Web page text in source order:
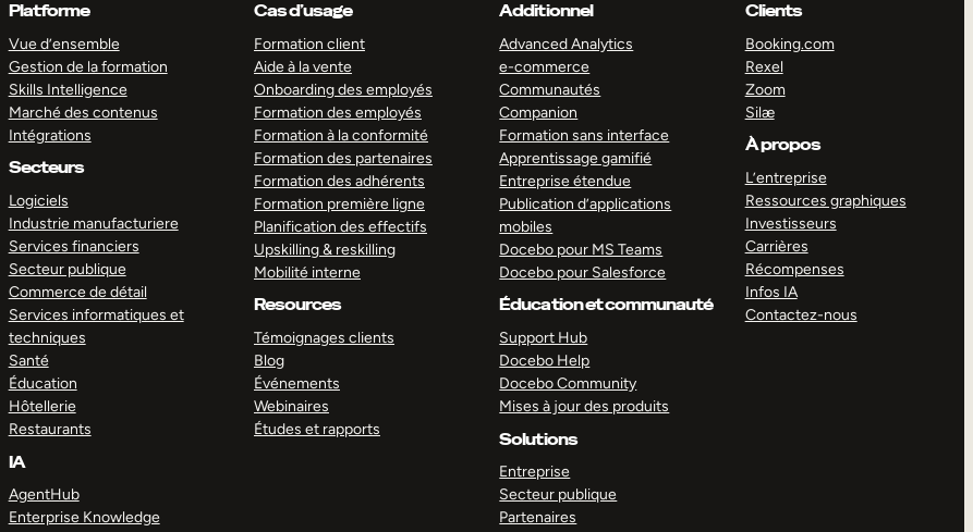
Platforme
Vue d’ensemble
Gestion de la formation
Skills Intelligence
Marché des contenus
Intégrations
Secteurs
Logiciels
Industrie manufacturiere
Services financiers
Secteur publique
Commerce de détail
Services informatiques et
techniques
Santé
Éducation
Hôtellerie
Restaurants
IA
AgentHub
Enterprise Knowledge
Cas d’usage
Formation client
Aide à la vente
Onboarding des employés
Formation des employés
Formation à la conformité
Formation des partenaires
Formation des adhérents
Formation première ligne
Planification des effectifs
Upskilling & reskilling
Mobilité interne
Resources
Témoignages clients
Blog
Événements
Webinaires
Études et rapports
Additionnel
Advanced Analytics
e-commerce
Communautés
Companion
Formation sans interface
Apprentissage gamifié
Entreprise étendue
Publication d’applications
mobiles
Docebo pour MS Teams
Docebo pour Salesforce
Éducation et communauté
Support Hub
Docebo Help
Docebo Community
Mises à jour des produits
Solutions
Entreprise
Secteur publique
Partenaires
Clients
Booking.com
Rexel
Zoom
Silæ
À propos
L’entreprise
Ressources graphiques
Investisseurs
Carrières
Récompenses
Infos IA
Contactez-nous